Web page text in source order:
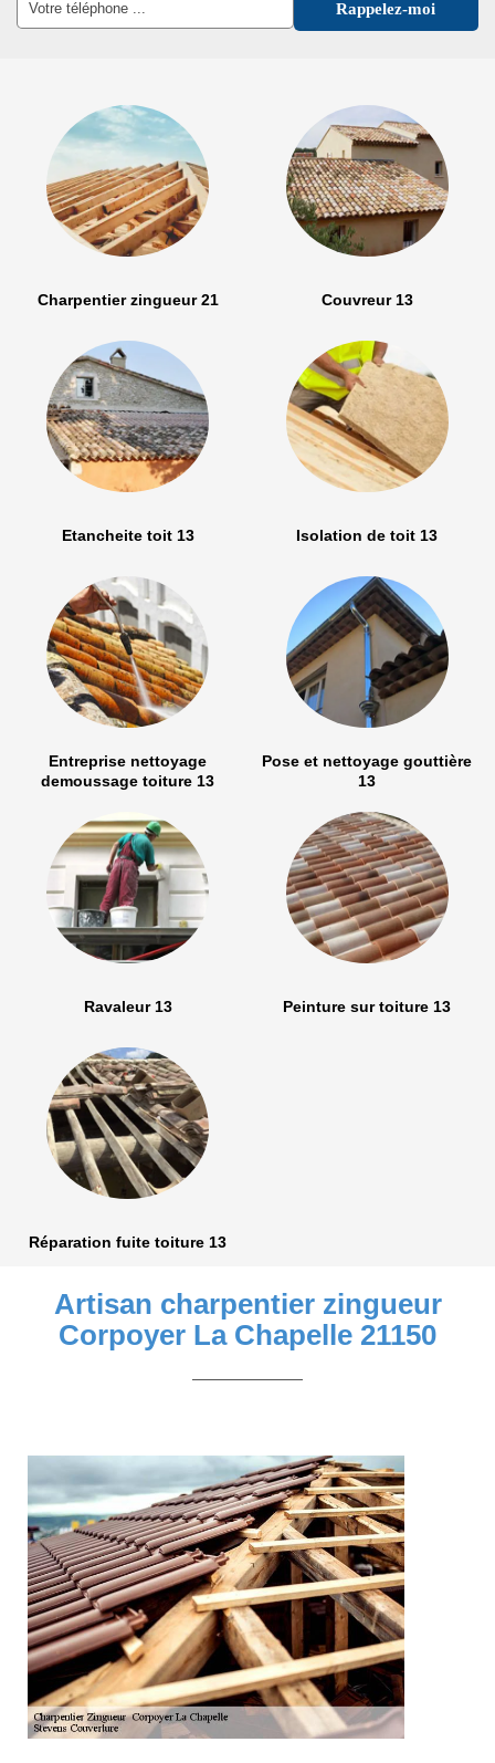
Charpentier zingueur 21 Couvreur 13
Etancheite toit 13 Isolation de toit 13
Entreprise nettoyage
demoussage toiture 13
Pose et nettoyage gouttière
13
Ravaleur 13 Peinture sur toiture 13
Réparation fuite toiture 13
Artisan charpentier zingueur
Corpoyer La Chapelle 21150